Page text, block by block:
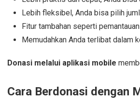
Lebih fleksibel, Anda bisa pilih
Fitur tambahan seperti
Memudahkan Anda terlibat dalam
Donasi melalui aplikasi mobile
Cara Berdonasi dengan